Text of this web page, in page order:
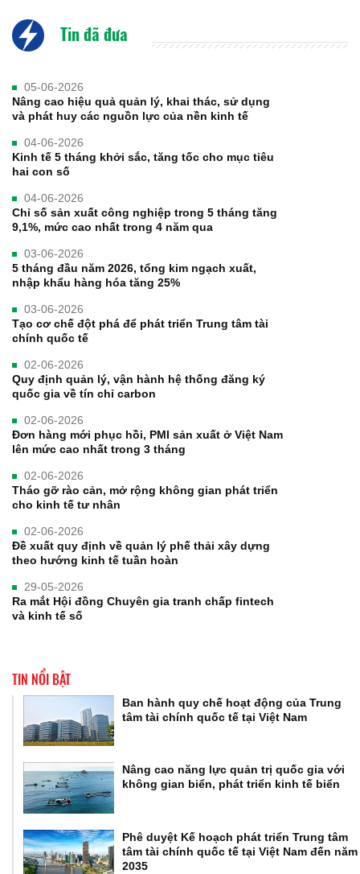
Tin đã đưa
05-06-2026
Nâng cao hiệu quả quản lý, khai thác, sử dụng
và phát huy các nguồn lực của nền kinh tế
04-06-2026
Kinh tế 5 tháng khởi sắc, tăng tốc cho mục tiêu
hai con số
04-06-2026
Chỉ số sản xuất công nghiệp trong 5 tháng tăng
9,1%, mức cao nhất trong 4 năm qua
03-06-2026
5 tháng đầu năm 2026, tổng kim ngạch xuất,
nhập khẩu hàng hóa tăng 25%
03-06-2026
Tạo cơ chế đột phá để phát triển Trung tâm tài
chính quốc tế
02-06-2026
Quy định quản lý, vận hành hệ thống đăng ký
quốc gia về tín chỉ carbon
02-06-2026
Đơn hàng mới phục hồi, PMI sản xuất ở Việt Nam
lên mức cao nhất trong 3 tháng
02-06-2026
Tháo gỡ rào cản, mở rộng không gian phát triển
cho kinh tế tư nhân
02-06-2026
Đề xuất quy định về quản lý phế thải xây dựng
theo hướng kinh tế tuần hoàn
29-05-2026
Ra mắt Hội đồng Chuyên gia tranh chấp fintech
và kinh tế số
TIN NỔI BẬT
Ban hành quy chế hoạt động của Trung
tâm tài chính quốc tế tại Việt Nam
Nâng cao năng lực quản trị quốc gia với
không gian biển, phát triển kinh tế biển
Phê duyệt Kế hoạch phát triển Trung tâm
tâm tài chính quốc tế tại Việt Nam đến năm
2035